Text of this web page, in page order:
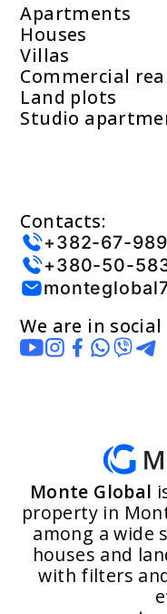
Apartments
Houses
Villas
Commercial
Land plots
Studio
Contacts:
+382-67-
+380-50-
We are in
Monte Global
property in
among a wide
houses and
with filters